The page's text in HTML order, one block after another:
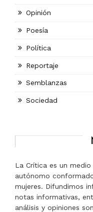
Opinión
Poesía
Política
Reportaje
Semblanzas
Sociedad
La Crítica es un
autónomo
mujeres. Difundimos
notas informativas,
análisis y opiniones